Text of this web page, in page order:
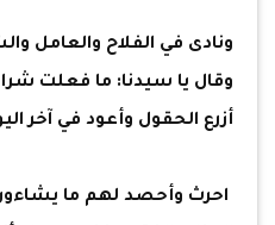
ونادى في الفلاح والعامل
وقال يا سيدنا: ما فعلت
أزرع الحقول وأعود في آخر
احرث وأحصد لهم ما